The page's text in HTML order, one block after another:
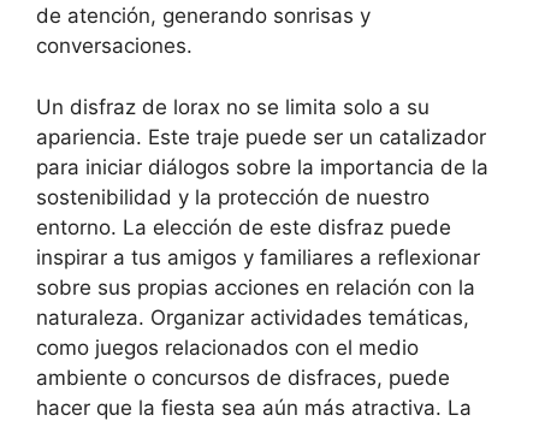
de atención, generando sonrisas y
conversaciones.
Un disfraz de lorax no se limita solo a su
apariencia. Este traje puede ser un catalizador
para iniciar diálogos sobre la importancia de la
sostenibilidad y la protección de nuestro
entorno. La elección de este disfraz puede
inspirar a tus amigos y familiares a reflexionar
sobre sus propias acciones en relación con la
naturaleza. Organizar actividades temáticas,
como juegos relacionados con el medio
ambiente o concursos de disfraces, puede
hacer que la fiesta sea aún más atractiva. La